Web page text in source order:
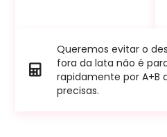
Queremos evitar o
fora da lata não é
rapidamente por A+B
precisas.